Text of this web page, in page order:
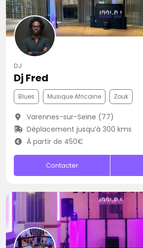
DJ
Dj Fred
Blues Musique Africaine Zouk
Varennes-sur-Seine (77)
Déplacement jusqu’à 300 kms
À partir de 450€
Contacter